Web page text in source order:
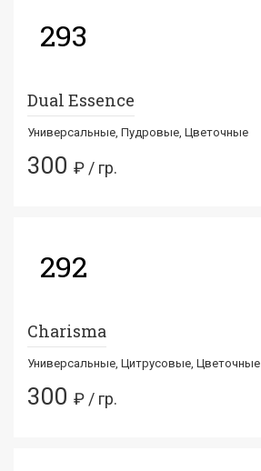
293
Dual Essence
Универсальные, Пудровые, Цветочные
300 ₽ / гр.
292
Charisma
Универсальные, Цитрусовые, Цветочные
300 ₽ / гр.